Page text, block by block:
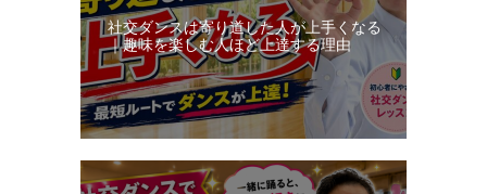
社交ダンスは寄り道した人が上手くなる
｜趣味を楽しむ人ほど上達する理由